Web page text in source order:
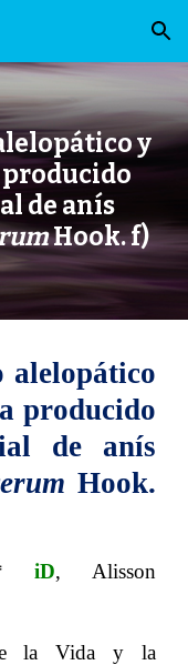
Skip to navigation
y
de anís
Hook. f)
alelopático
producido
de anís
Hook.
iD, Alisson
de la Vida y la